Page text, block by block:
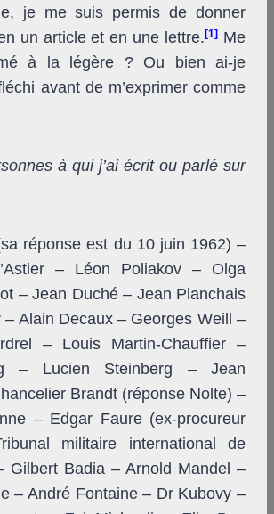
je me suis permis de donner
un article et en une lettre.[1]
Me
à la légère ? Ou bien ai-je
avant de m’exprimer comme
à qui j’ai écrit ou parlé sur
réponse est du 10 juin 1962) –
– Léon Poliakov – Olga
– Jean Duché – Jean Planchais
Alain Decaux – Georges Weill –
– Louis Martin-Chauffier –
– Lucien Steinberg – Jean
Brandt (réponse Nolte) –
– Edgar Faure (ex-procureur
militaire international de
Gilbert Badia – Arnold Mandel –
– André Fontaine – Dr Kubovy –